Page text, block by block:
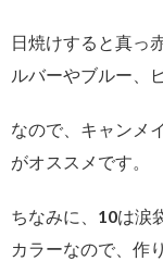
日焼けすると真っ
ルバーやブルー、
なので、キャンメ
がオススメです。
ちなみに、10は涙
カラーなので、作